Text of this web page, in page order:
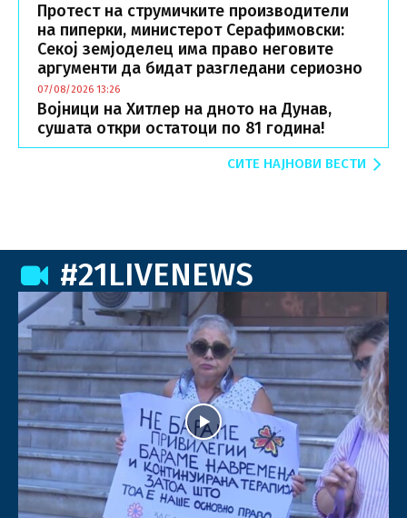
Протест на струмичките производители
на пиперки, министерот Серафимовски:
Секој земјоделец има право неговите
аргументи да бидат разгледани сериозно
07/08/2026 13:26
Војници на Хитлер на дното на Дунав,
сушaта откри остатоци по 81 година!
СИТЕ НАЈНОВИ ВЕСТИ
#21LIVENEWS